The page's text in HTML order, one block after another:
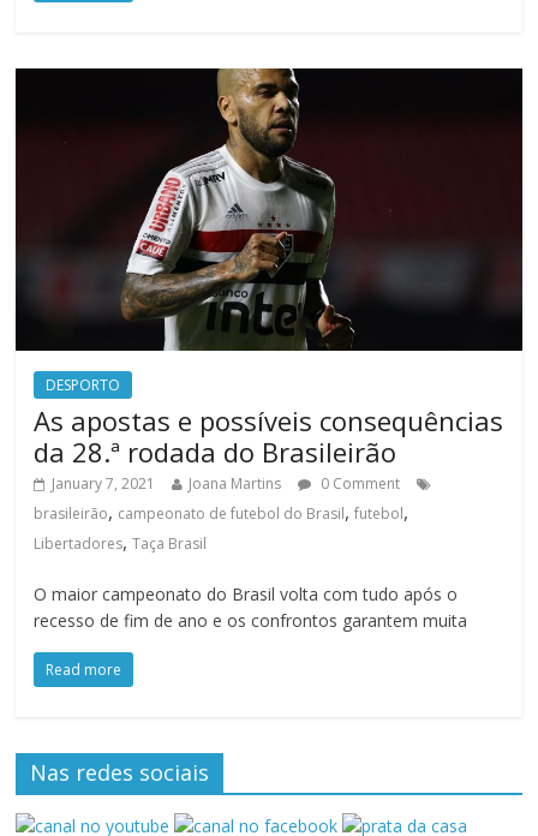
DESPORTO
As apostas e possíveis consequências
da 28.ª rodada do Brasileirão
January 7, 2021 Joana Martins
0 Comment
brasileirão, campeonato de futebol do Brasil,futebol,
Libertadores,Taça Brasil
O maior campeonato do Brasil volta com tudo após o
recesso de fim de ano e os confrontos garantem muita
Read more
Nas redes sociais